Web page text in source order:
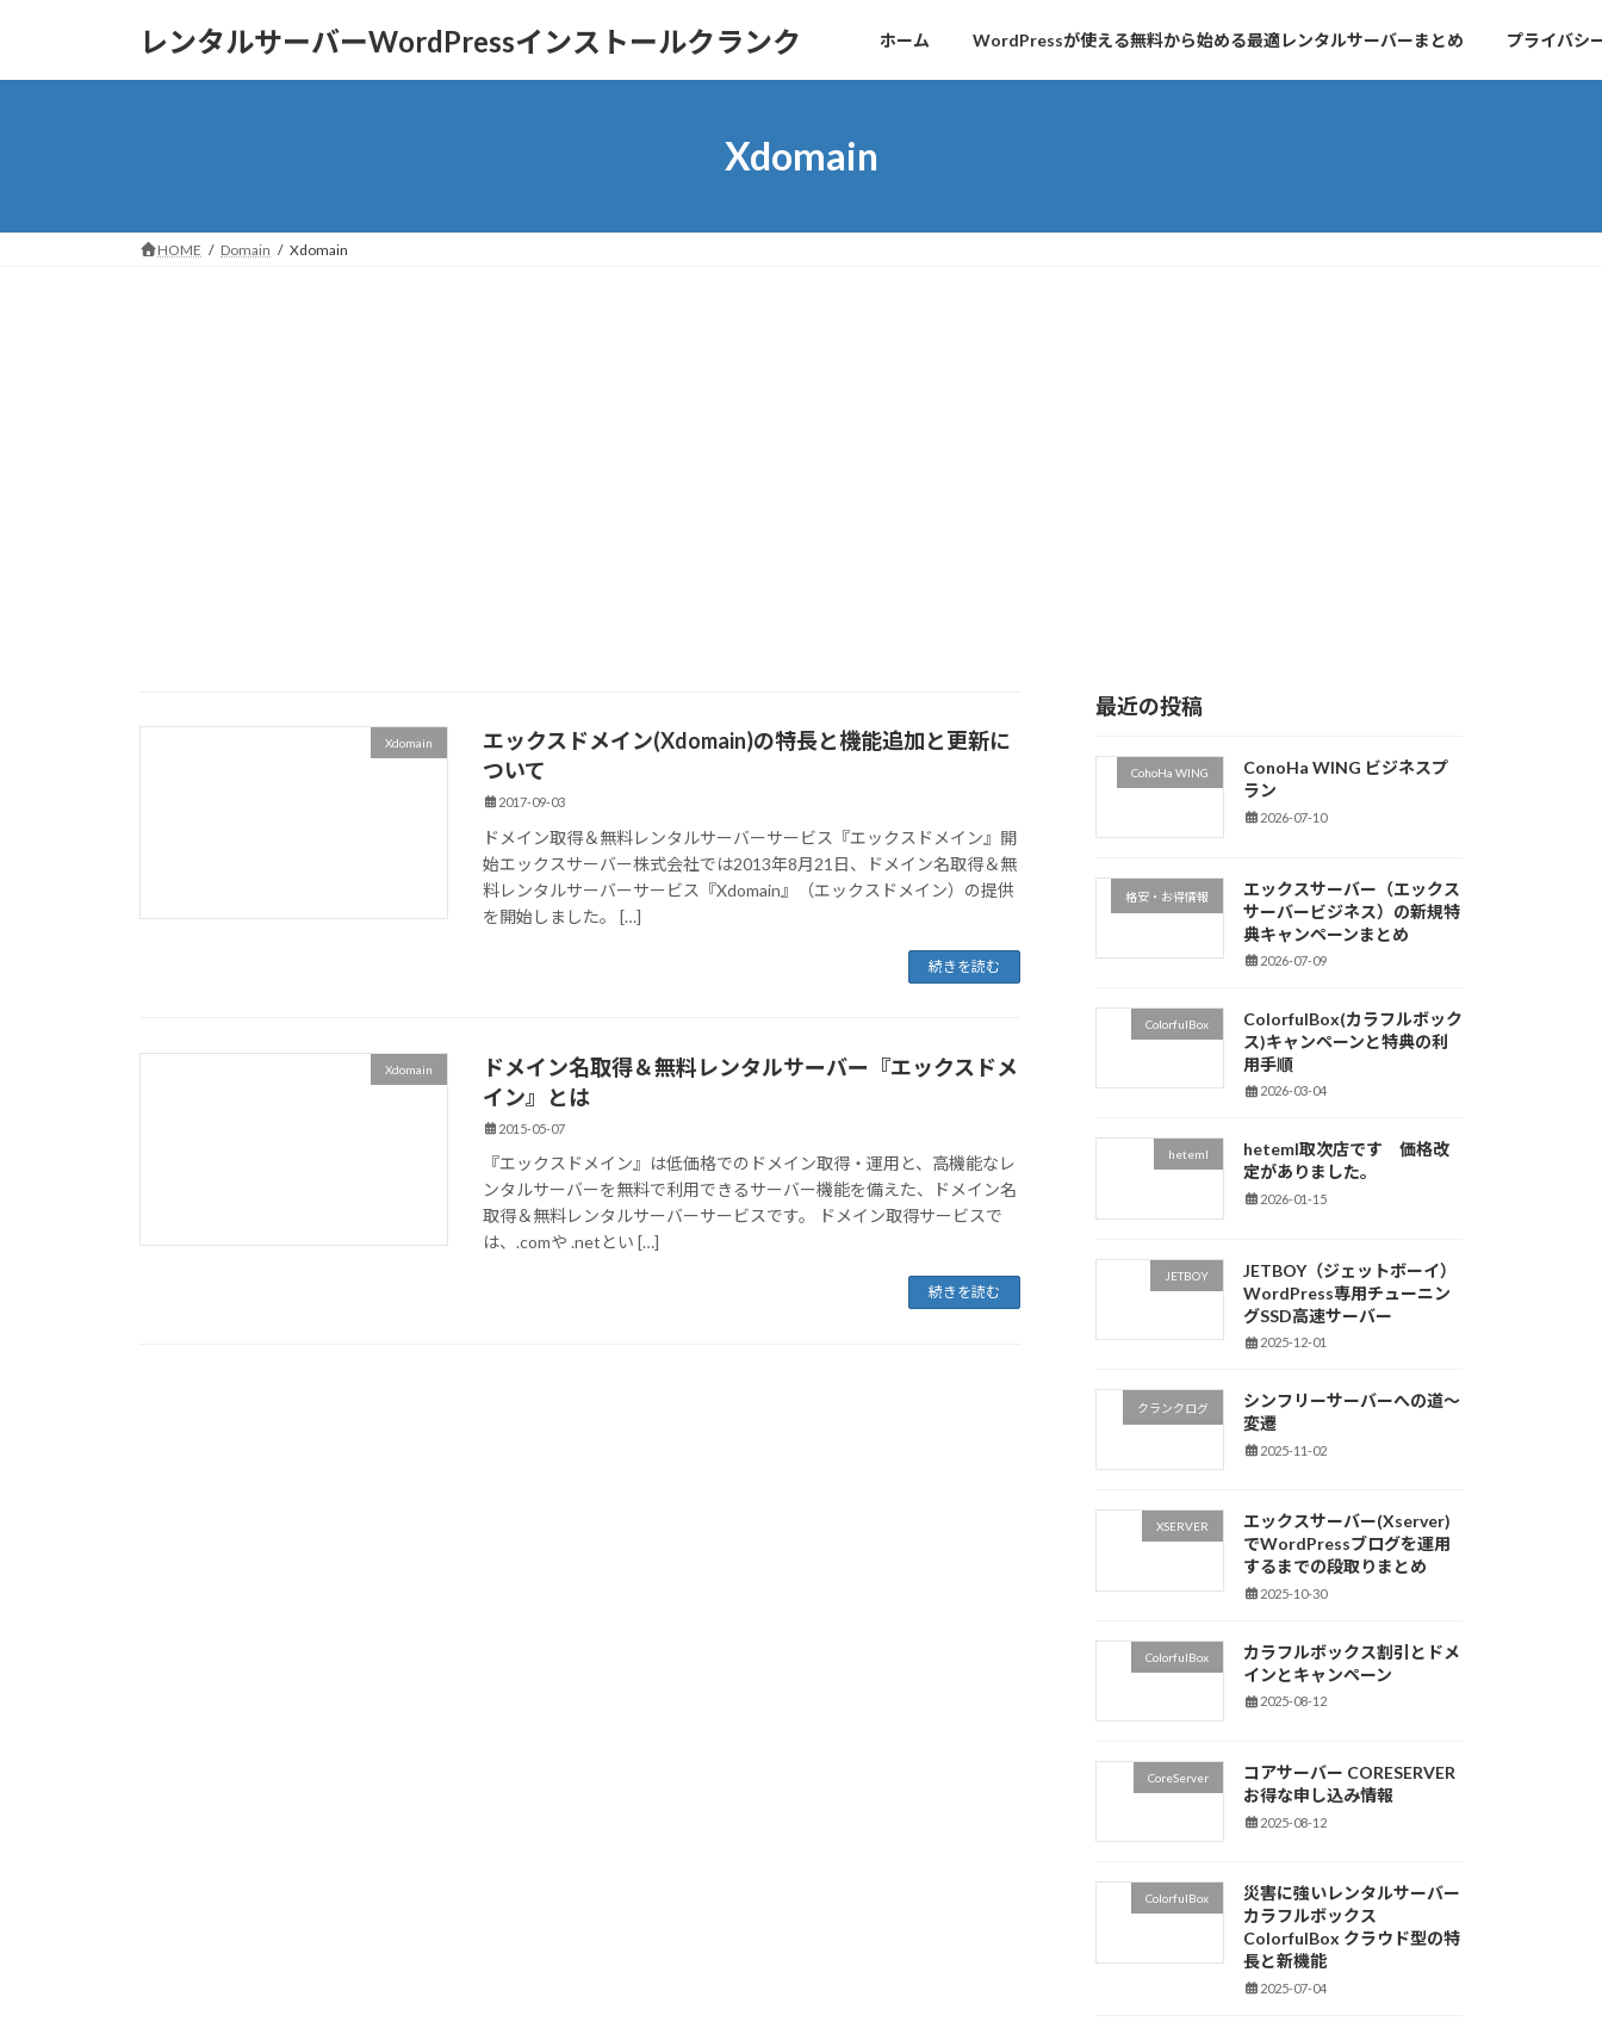
レンタルサーバーWordPressインストールクランク ホーム WordPressが使える無料から始める最適レンタルサーバーまとめ プライバシ
Xdomain
HOME Domain Xdomain
Xdomain
エックスドメイン(Xdomain)の特長と機能追加と更新に
ついて
2017-09-03
ドメイン取得＆無料レンタルサーバーサービス『エックスドメイン』開
始エックスサーバー株式会社では2013年8月21日、ドメイン名取得＆無
料レンタルサーバーサービス『Xdomain』（エックスドメイン）の提供
を開始しました。 […]
続きを読む
Xdomain
ドメイン名取得＆無料レンタルサーバー『エックスドメ
イン』とは
2015-05-07
『エックスドメイン』は低価格でのドメイン取得・運用と、高機能なレ
ンタルサーバーを無料で利用できるサーバー機能を備えた、ドメイン名
取得＆無料レンタルサーバーサービスです。 ドメイン取得サービスで
は、.comや .netとい […]
続きを読む
最近の投稿
CohoHa WING
ConoHa WING ビジネスプ
ラン
2026-07-10
格安・お得情報
エックスサーバー（エックス
サーバービジネス）の新規特
典キャンペーンまとめ
2026-07-09
ColorfulBox
ColorfulBox(カラフルボック
ス)キャンペーンと特典の利
用手順
2026-03-04
heteml
heteml取次店です 価格改
定がありました。
2026-01-15
JETBOY
JETBOY（ジェットボーイ）
WordPress専用チューニン
グSSD高速サーバー
2025-12-01
クランクログ
シンフリーサーバーへの道～
変遷
2025-11-02
XSERVER
エックスサーバー(Xserver)
でWordPressブログを運用
するまでの段取りまとめ
2025-10-30
ColorfulBox
カラフルボックス割引とドメ
インとキャンペーン
2025-08-12
CoreServer
コアサーバー CORESERVER
お得な申し込み情報
2025-08-12
ColorfulBox
災害に強いレンタルサーバー
カラフルボックス
ColorfulBox クラウド型の特
長と新機能
2025-07-04